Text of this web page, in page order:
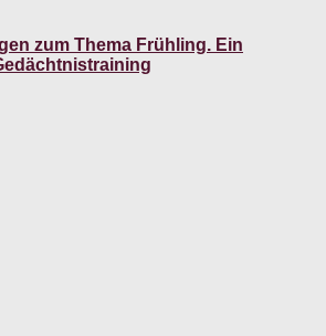
zum Thema Frühling. Ein